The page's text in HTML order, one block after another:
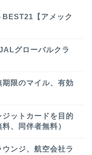
【アメック
グローバルクラ
限のマイル、有効
ットカードを目的
、同伴者無料）
ンジ、航空会社ラ